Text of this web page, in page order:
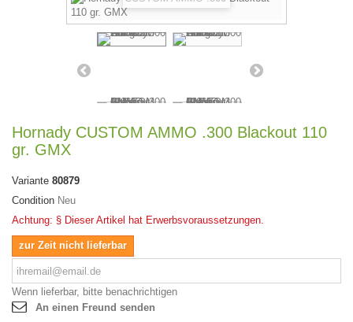
Hornady CUSTOM AMMO .300 Blackout 110
gr. GMX
Variante 80879
Condition Neu
Achtung: § Dieser Artikel hat Erwerbsvoraussetzungen.
zur Zeit nicht lieferbar
Wenn lieferbar, bitte benachrichtigen
An einen Freund senden